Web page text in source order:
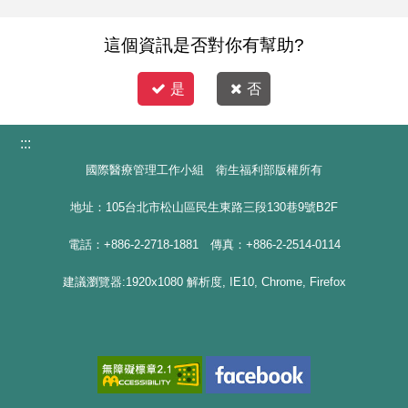
這個資訊是否對你有幫助?
是 否
:::
國際醫療管理工作小組 衛生福利部版權所有
地址：105台北市松山區民生東路三段130巷9號B2F
電話：+886-2-2718-1881 傳真：+886-2-2514-0114
建議瀏覽器:1920x1080 解析度, IE10, Chrome, Firefox